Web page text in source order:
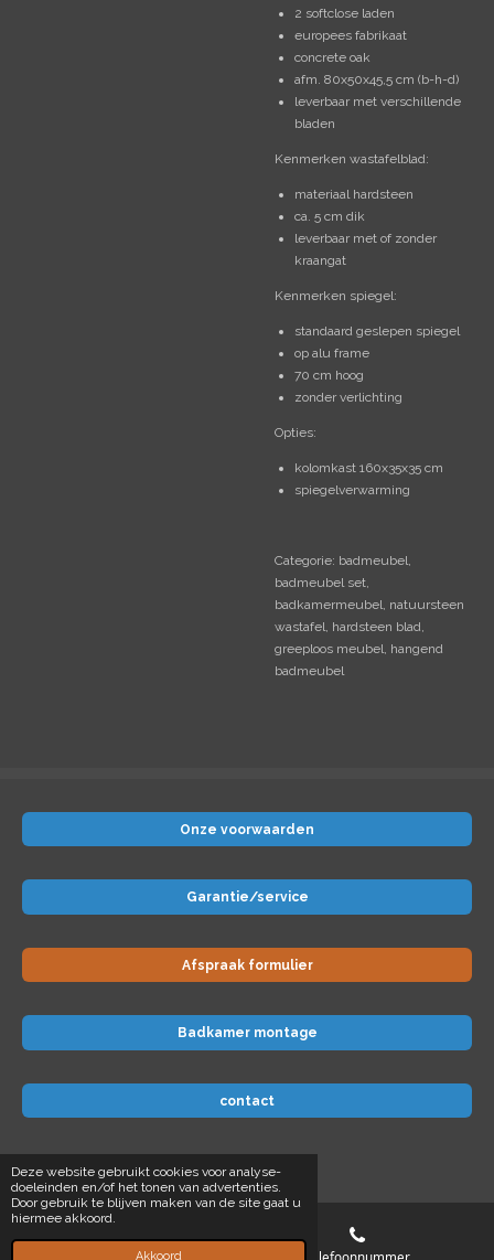
Deze website gebruikt cookies voor analyse-
doeleinden en/of het tonen van advertenties.
Door gebruik te blijven maken van de site gaat u
hiermee akkoord.
Akkoord
2 softclose laden
europees fabrikaat
concrete oak
afm. 80x50x45,5 cm (b-h-d)
leverbaar met verschillende
bladen
Kenmerken wastafelblad:
materiaal hardsteen
ca. 5 cm dik
leverbaar met of zonder
kraangat
Kenmerken spiegel:
standaard geslepen spiegel
op alu frame
70 cm hoog
zonder verlichting
Opties:
kolomkast 160x35x35 cm
spiegelverwarming
Categorie: badmeubel,
badmeubel set,
badkamermeubel, natuursteen
wastafel, hardsteen blad,
greeploos meubel, hangend
badmeubel
Onze voorwaarden
Garantie/service
Afspraak formulier
Badkamer montage
contact